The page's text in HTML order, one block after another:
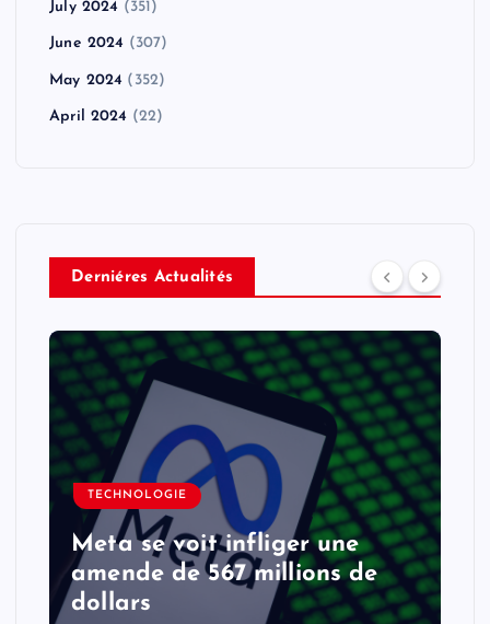
July 2024 (351)
June 2024 (307)
May 2024 (352)
April 2024 (22)
Derniéres Actualités
TECHNOLOGIE
Meta se voit infliger une
amende de 567 millions de
dollars